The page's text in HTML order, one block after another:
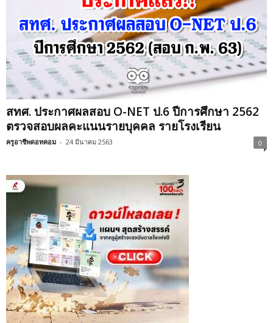
สทศ. ประกาศผลสอบ O-NET ป.6 ปีการศึกษา 2562
ตรวจสอบผลคะแนนรายบุคคล รายโรงเรียน
ครูอาชีพดอทคอม - 24 มีนาคม 2563 0